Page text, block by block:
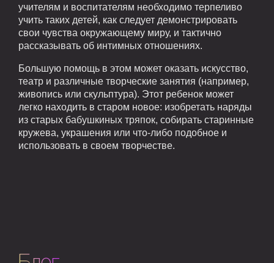
учителям и воспитателям необходимо терпеливо
учить таких детей, как следует демонстрировать
свои чувства окружающему миру, и тактично
рассказывать об интимных отношениях.
Большую помощь в этом может оказать искусство,
театр и различные творческие занятия (например,
живопись или скульптура). Этот ребенок может
легко находить в старом новое: изобретать наряды
из старых бабушкиных тряпок, собирать старинные
кружева, украшения или что-либо подобное и
использовать в своем творчестве.